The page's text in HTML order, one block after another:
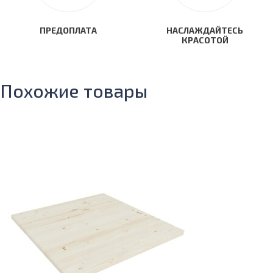
ПРЕДОПЛАТА
НАСЛАЖДАЙТЕСЬ
КРАСОТОЙ
Похожие товары